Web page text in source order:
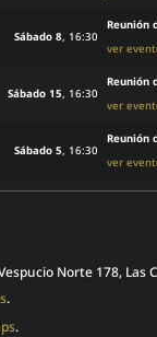
Sábado 8, 16:30
Reunión
ver
Sábado 15, 16:30
Reunión
ver
Sábado 5, 16:30
Reunión
ver
Norte 178, Las
.
.